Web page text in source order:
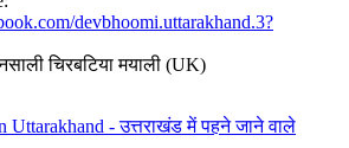
devbhoomi.uttarakhand.3?
चिरबटिया मयाली (UK)
Uttarakhand - उत्तराखंड में पहने जाने वाले